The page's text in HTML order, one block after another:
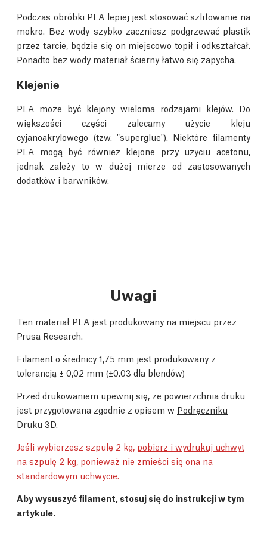
Podczas obróbki PLA lepiej jest stosować szlifowanie na
mokro. Bez wody szybko zaczniesz podgrzewać plastik
przez tarcie, będzie się on miejscowo topił i odkształcał.
Ponadto bez wody materiał ścierny łatwo się zapycha.
Klejenie
PLA może być klejony wieloma rodzajami klejów. Do
większości części zalecamy użycie kleju
cyjanoakrylowego (tzw. "superglue"). Niektóre filamenty
PLA mogą być również klejone przy użyciu acetonu,
jednak zależy to w dużej mierze od zastosowanych
dodatków i barwników.
Uwagi
Ten materiał PLA jest produkowany na miejscu przez
Prusa Research.
Filament o średnicy 1,75 mm jest produkowany z
tolerancją ± 0,02 mm (±0.03 dla blendów)
Przed drukowaniem upewnij się, że powierzchnia druku
jest przygotowana zgodnie z opisem w Podręczniku
Druku 3D
Jeśli wybierzesz szpulę 2 kg, pobierz i wydrukuj uchwyt
na szpulę 2 kg , ponieważ nie zmieści się ona na
standardowym uchwycie.
Aby wysuszyć filament, stosuj się do instrukcji w tym
artykule.